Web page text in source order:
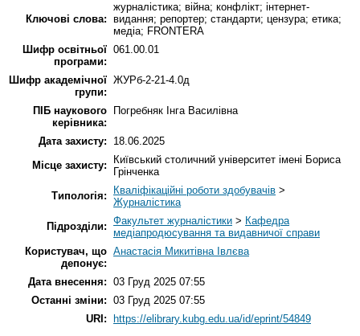
Ключові слова:
журналістика; війна; конфлікт; інтернет-
видання; репортер; стандарти; цензура; етика;
медіа; FRONTERA
Шифр освітньої
програми:
061.00.01
Шифр академічної
групи:
ЖУРб-2-21-4.0д
ПІБ наукового
керівника:
Погребняк Інга Василівна
Дата захисту:
18.06.2025
Місце захисту:
Київський столичний університет імені Бориса
Грінченка
Типологія:
Кваліфікаційні роботи здобувачів >
Журналістика
Підрозділи: Факультет журналістики > Кафедра
медіапродюсування та видавничої справи
Користувач, що
депонує:
Анастасія Микитівна Івлєва
Дата внесення: 03 Груд 2025 07:55
Останні зміни: 03 Груд 2025 07:55
URI:
https://elibrary.kubg.edu.ua/id/eprint/54849